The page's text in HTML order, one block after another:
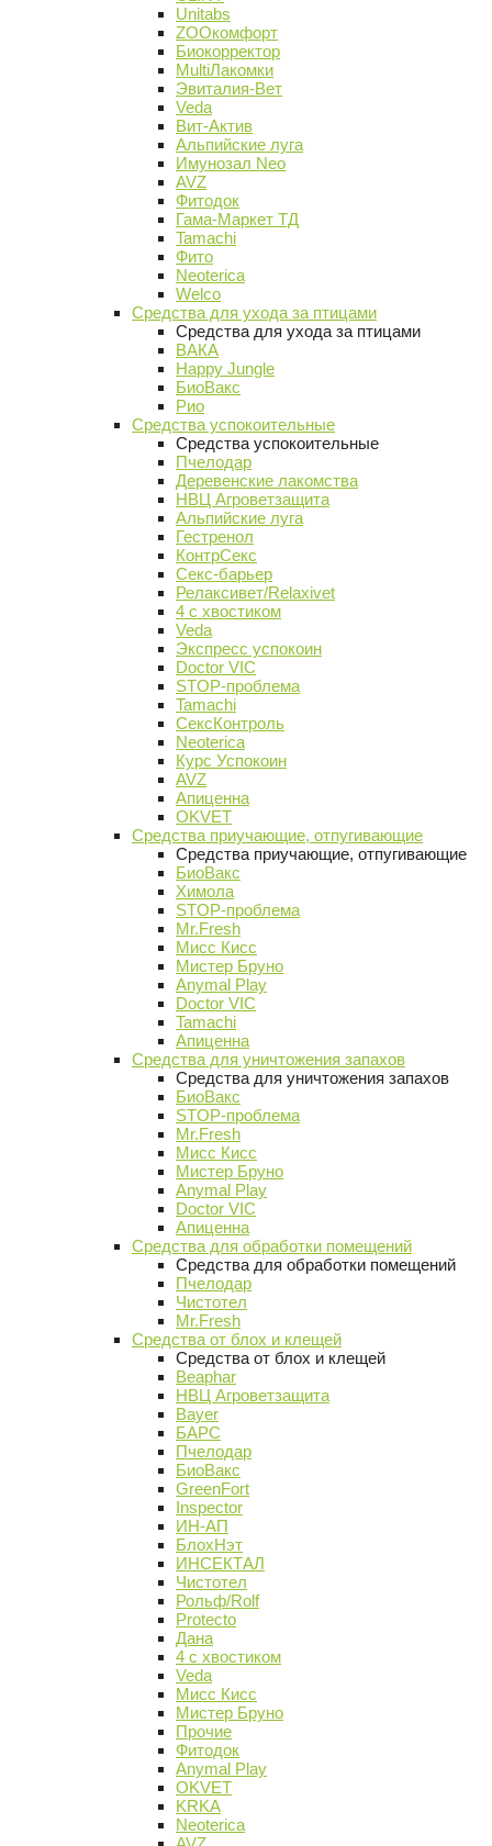
Unitabs
ZOOкомфорт
Биокорректор
MultiЛакомки
Эвиталия-Вет
Veda
Вит-Актив
Альпийские луга
Имунозал Neo
AVZ
Фитодок
Гама-Маркет ТД
Tamachi
Фито
Neoterica
Welco
Средства для ухода за птицами
Средства для ухода за птицами
ВАКА
Happy Jungle
БиоВакс
Рио
Средства успокоительные
Средства успокоительные
Пчелодар
Деревенские лакомства
НВЦ Агроветзащита
Альпийские луга
Гестренол
КонтрСекс
Секс-барьер
Релаксивет/Relaxivet
4 с хвостиком
Veda
Экспресс успокоин
Doctor VIC
STOP-проблема
Tamachi
СексКонтроль
Neoterica
Курс Успокоин
AVZ
Апиценна
OKVET
Средства приучающие, отпугивающие
Средства приучающие, отпугивающие
БиоВакс
Химола
STOP-проблема
Mr.Fresh
Мисс Кисс
Мистер Бруно
Anymal Play
Doctor VIC
Tamachi
Апиценна
Средства для уничтожения запахов
Средства для уничтожения запахов
БиоВакс
STOP-проблема
Mr.Fresh
Мисс Кисс
Мистер Бруно
Anymal Play
Doctor VIC
Апиценна
Средства для обработки помещений
Средства для обработки помещений
Пчелодар
Чистотел
Mr.Fresh
Средства от блох и клещей
Средства от блох и клещей
Beaphar
НВЦ Агроветзащита
Bayer
БАРС
Пчелодар
БиоВакс
GreenFort
Inspector
ИН-АП
БлохНэт
ИНСЕКТАЛ
Чистотел
Рольф/Rolf
Protecto
Дана
4 с хвостиком
Veda
Мисс Кисс
Мистер Бруно
Прочие
Фитодок
Anymal Play
OKVET
KRKA
Neoterica